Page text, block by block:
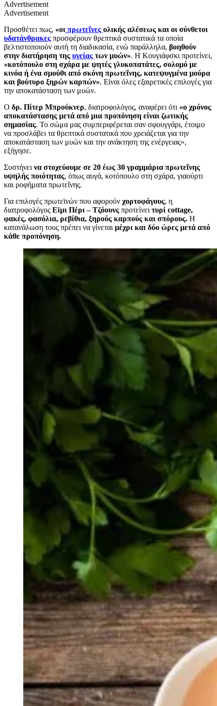
Advertisement
Advertisement
Προσθέτει πως, «οι πρωτεΐνες ολικής αλέσεως και οι σύνθετοι
υδατάνθρακες προσφέρουν θρεπτικά συστατικά τα οποία
βελτιστοποιούν αυτή τη διαδικασία, ενώ παράλληλα, βοηθούν
στην διατήρηση της υγείας των μυών». Η Κουγιάφσκι προτείνει,
«κοτόπουλο στη σχάρα με ψητές γλυκοπατάτες, σολομό με
κινόα ή ένα σμούθι από σκόνη πρωτεΐνης, κατεψυγμένα μούρα
και βούτυρο ξηρών καρπών». Είναι όλες εξαιρετικές επιλογές για
την αποκατάσταση των μυών.
Ο δρ. Πίτερ Μπρούκνερ, διατροφολόγος, αναφέρει ότι «ο χρόνος
αποκατάστασης μετά από μια προπόνηση είναι ζωτικής
σημασίας. Το σώμα μας συμπεριφέρεται σαν σφουγγάρι, έτοιμο
να προσλάβει τα θρεπτικά συστατικά που χρειάζεται για την
αποκατάσταση των μυών και την ανάκτηση της ενέργειας»,
εξήγησε.
Συστήνει να στοχεύουμε σε 20 έως 30 γραμμάρια πρωτεΐνης
υψηλής ποιότητας, όπως αυγά, κοτόπουλο στη σχάρα, γιαούρτι
και ροφήματα πρωτεΐνης.
Για επιλογές πρωτεϊνών που αφορούν χορτοφάγους, η
διατροφολόγος Εϊμι Πέρι – Τζόουνς προτείνει τυρί cottage,
φακές, φασόλια, ρεβίθια, ξηρούς καρπούς και σπόρους. Η
κατανάλωση τους πρέπει να γίνεται μέχρι και δύο ώρες μετά από
κάθε προπόνηση.